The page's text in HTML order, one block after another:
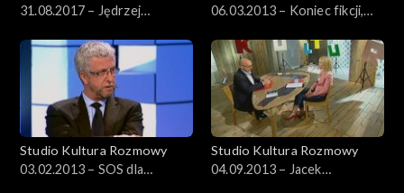
31.08.2017 – Jędrzej
06.03.2013 – Koniec fikcji,
Studio Kultura Rozmowy
03.02.2013 – SOS dla
Studio Kultura Rozmowy
04.09.2013 – Jacek